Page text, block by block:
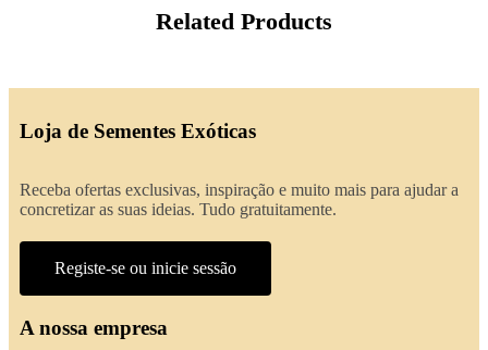
Related Products
Loja de Sementes Exóticas
Receba ofertas exclusivas, inspiração e muito mais para ajudar a
concretizar as suas ideias. Tudo gratuitamente.
Registe-se ou inicie sessão
A nossa empresa